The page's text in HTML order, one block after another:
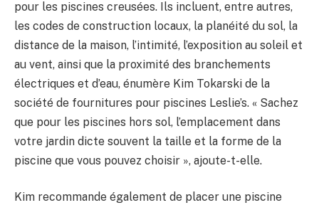
pour les piscines creusées. Ils incluent, entre autres,
les codes de construction locaux, la planéité du sol, la
distance de la maison, l’intimité, l’exposition au soleil et
au vent, ainsi que la proximité des branchements
électriques et d’eau, énumère Kim Tokarski de la
société de fournitures pour piscines Leslie’s. « Sachez
que pour les piscines hors sol, l’emplacement dans
votre jardin dicte souvent la taille et la forme de la
piscine que vous pouvez choisir », ajoute-t-elle.
Kim recommande également de placer une piscine